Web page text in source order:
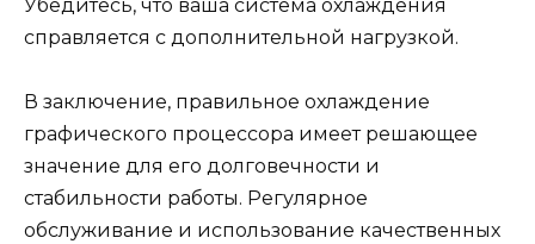
Убедитесь, что ваша система охлаждения
справляется с дополнительной нагрузкой.
В заключение, правильное охлаждение
графического процессора имеет решающее
значение для его долговечности и
стабильности работы. Регулярное
обслуживание и использование качественных